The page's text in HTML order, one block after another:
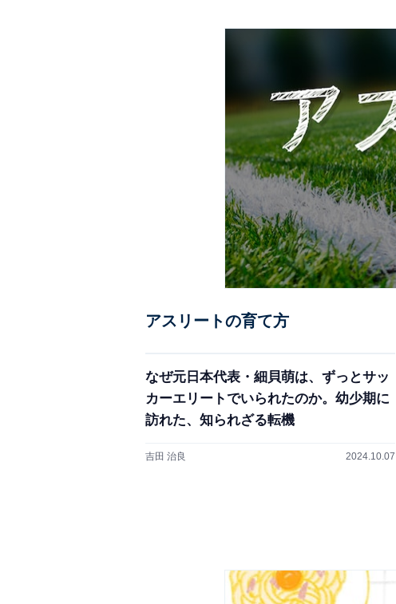
アスリートの育て方
なぜ元日本代表・細貝萌は、ずっとサッ
カーエリートでいられたのか。幼少期に
訪れた、知られざる転機
吉田 治良 2024.10.07